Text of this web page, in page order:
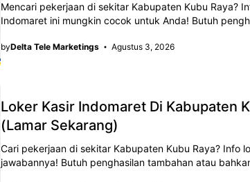
Mencari pekerjaan di sekitar Kabupaten Kubu Raya?
Indomaret ini mungkin cocok untuk Anda! Butuh
byDelta Tele Marketings Agustus 3, 2026
Loker Kasir Indomaret Di Kabupaten
(Lamar Sekarang)
Cari pekerjaan di sekitar Kabupaten Kubu Raya? Info
jawabannya! Butuh penghasilan tambahan atau